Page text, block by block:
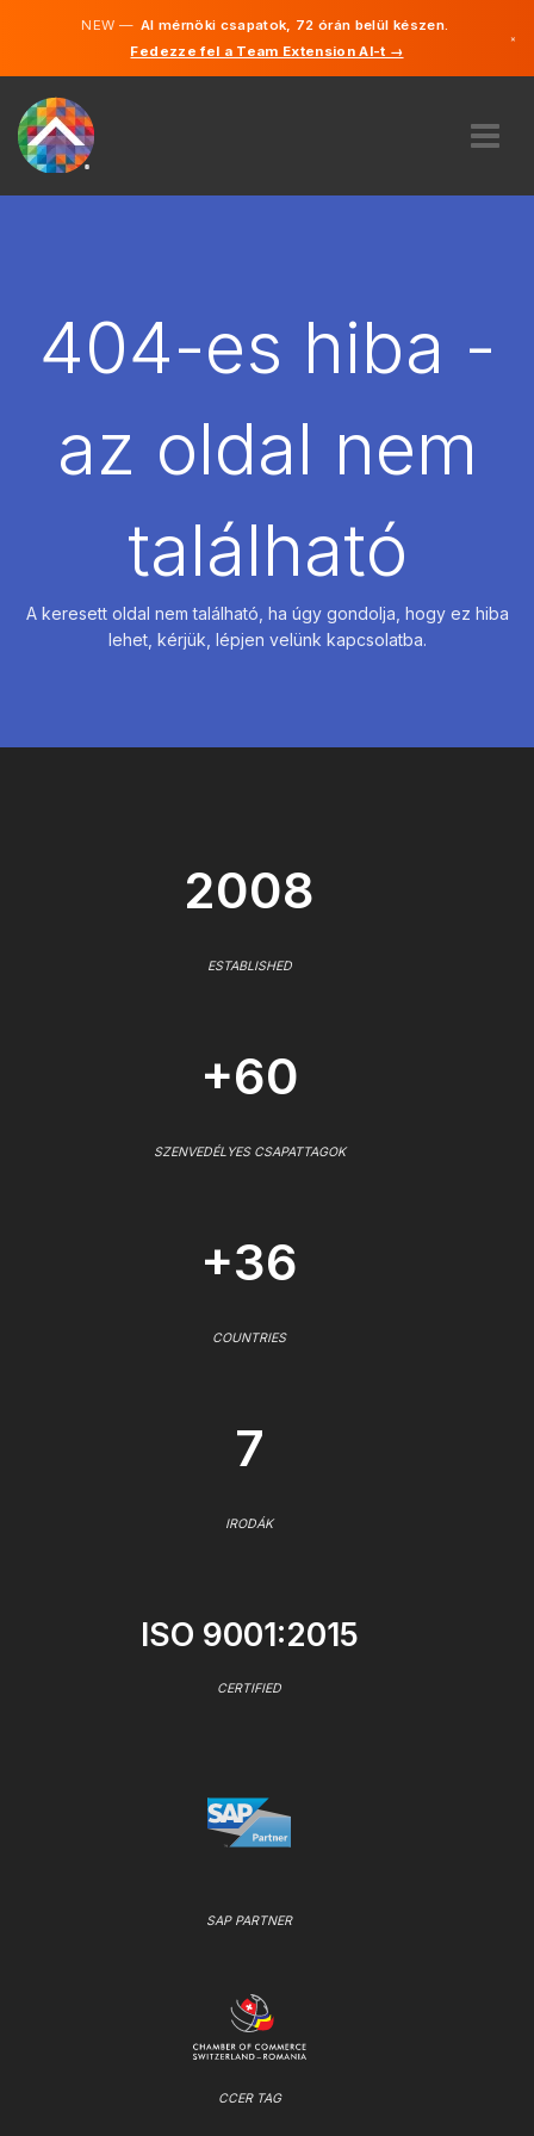
NEW —AI mérnöki csapatok, 72 órán belül készen.
Fedezze fel a Team Extension AI-t →
×
BÉREL
404-es hiba -
az oldal nem
található
A keresett oldal nem található, ha úgy gondolja, hogy ez hiba
lehet, kérjük, lépjen velünk kapcsolatba.
2008
ESTABLISHED
+60
SZENVEDÉLYES CSAPATTAGOK
+36
COUNTRIES
7
IRODÁK
ISO 9001:2015
CERTIFIED
SAP PARTNER
CCER TAG